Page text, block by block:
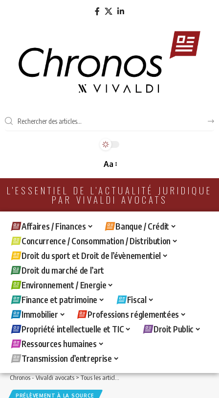
Aa
L'ESSENTIEL DE L'ACTUALITÉ JURIDIQUE
PAR VIVALDI AVOCATS
Affaires / Finances
Banque / Crédit
Concurrence / Consommation / Distribution
Droit du sport et Droit de l’évènementiel
Droit du marché de l’art
Environnement / Energie
Finance et patrimoine
Fiscal
Immobilier
Professions réglementées
Propriété intellectuelle et TIC
Droit Public
Ressources humaines
Transmission d’entreprise
Chronos - Vivaldi avocats>Tous les articles >Fiscal>Prélèvement à la source>
PRÉLÈVEMENT À LA SOURCE